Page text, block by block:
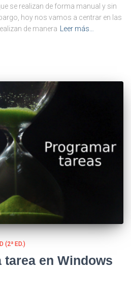
se realizan de forma manual y sin
hoy nos vamos a centrar en las
de manera Leer más…
(2ª ED.)
tarea en Windows